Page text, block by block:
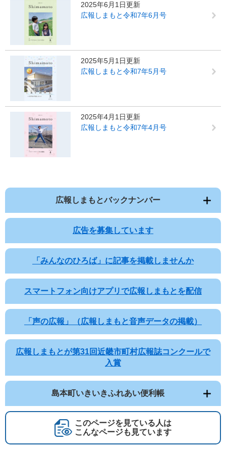
2025年6月1日更新
広報しまもと令和7年6月号
2025年5月1日更新
広報しまもと令和7年5月号
2025年4月1日更新
広報しまもと令和7年4月号
広報しまもとバックナンバー
広告を募集しています
「みんなのひろば」に記事を掲載しませんか
スマートフォン向けアプリで広報しまもとを配信
「声の広報」（広報しまもと音声データの掲載）
広報しまもとが第31回近畿市町村広報誌コンクールで
入賞
島本町いきいきふれあい便利帳
このページを見ている人は
こんなページも見ています